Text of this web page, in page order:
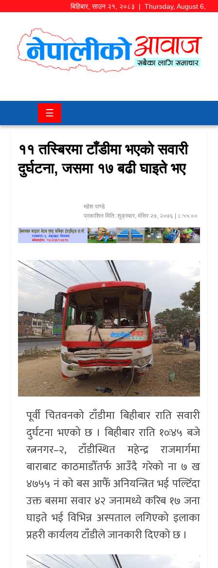
बिहिबार,साउन २१, २०८३ | Thursday, August 6,
समाज/
चितवन
मनोरञ्जन
अर्थ/
खेलकुद
प्रवास/
विश्व
स्वास्थ्य/
रोचक
विचार/
अन्तर्वार्ता
☰
११ तस्बिरमा टाँडीमा भएको सवारी
दुर्घटना, जसमा १७ बढी घाइते भए
महेश पाण्डे
प्रकाशित मिति: शुक्रबार, मंसिर २७, २०७६ | ८:५५:००
पूर्वी चितवनको टाँडीमा बिहीबार राति सवारी
दुर्घटना भएको छ । बिहीबार राति १०ः४५ बजे
रत्ननगर–२, टाँडीस्थित महेन्द्र राजमार्गमा
बाराबाट काठमाडौँतर्फ आउँदै गरेको ना ७ ख
४७५५ नं को बस आफैँ अनियन्त्रित भई पल्टिँदा
उक्त बसमा सवार ४२ जनामध्ये करिब १७ जना
घाइते भई विभिन्न अस्पताल लगिएको इलाका
प्रहरी कार्यलय टाँडीले जानकारी दिएको छ ।